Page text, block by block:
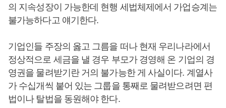
의 지속성장이 가능한데 현행 세법체제에서 가업승계는
불가능하다고 얘기한다.
기업인들 주장의 옳고 그름을 떠나 현재 우리나라에서
정상적으로 세금을 낼 경우 부모가 경영해 온 기업의 경
영권을 물려받기란 거의 불가능한 게 사실이다. 계열사
가 수십개씩 붙어 있는 그룹을 통째로 물려받으려면 편
법이나 탈법을 동원해야 한다.